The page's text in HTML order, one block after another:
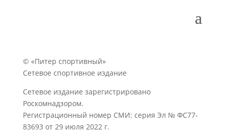
© «Питер спортивный»
Сетевое спортивное издание
Сетевое издание зарегистрировано
Роскомнадзором.
Регистрационный номер СМИ: серия Эл № ФС77-
83693 от 29 июля 2022 г.